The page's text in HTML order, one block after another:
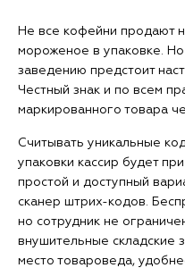
Не все кофейни продают
мороженое в упаковке.
заведению предстоит
Честный знак и по всем
маркированного товара
Считывать уникальные
упаковки кассир будет
простой и доступный
сканер штрих-кодов.
но сотрудник не
внушительные складские
место товароведа,